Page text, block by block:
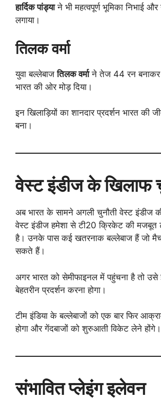
हार्दिक पांड्याने भी महत्वपूर्ण भूमिका निभाई
लगाया।
तिलक वर्मा
युवा बल्लेबाजतिलक वर्माने तेज 44 रन
भारत की ओर मोड़ दिया।
इन खिलाड़ियों का शानदार प्रदर्शन भारत की
बना।
वेस्ट इंडीज के खिलाफ
अब भारत के सामने अगली चुनौती वेस्ट इंडीज
वेस्ट इंडीज हमेशा से टी20 क्रिकेट की मजबूत
है। उनके पास कई खतरनाक बल्लेबाज हैं जो
सकते हैं।
अगर भारत को सेमीफाइनल में पहुंचना है तो
बेहतरीन प्रदर्शन करना होगा।
टीम इंडिया के बल्लेबाजों को एक बार फिर
होगा और गेंदबाजों को शुरुआती विकेट लेने होंगे।
संभावित प्लेइंग इलेवन